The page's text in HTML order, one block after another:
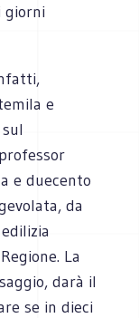
giorni
e
e duecento
da
La
darà il
se in dieci